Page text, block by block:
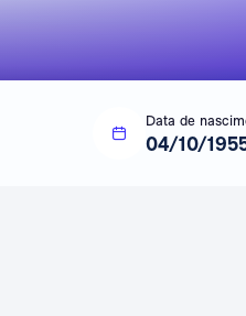
Data de
04/10/